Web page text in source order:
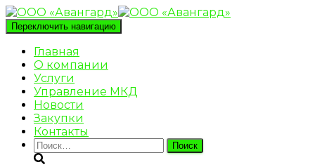
Переключить навигацию
Главная
О компании
Услуги
Управление МКД
Новости
Закупки
Контакты
Найти: